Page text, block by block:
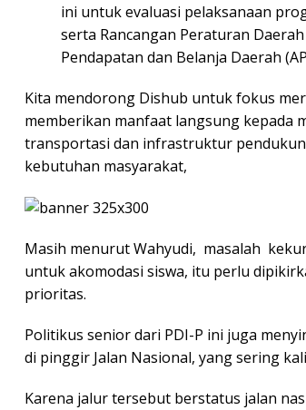
ini untuk evaluasi pelaksanaan
serta Rancangan Peraturan
Pendapatan dan Belanja Daerah
Kita mendorong Dishub untuk fokus
memberikan manfaat langsung kepada
transportasi dan infrastruktur
kebutuhan masyarakat,
Masih menurut Wahyudi, masalah
untuk akomodasi siswa, itu perlu
prioritas.
Politikus senior dari PDI-P ini juga
di pinggir Jalan Nasional, yang sering
Karena jalur tersebut berstatus jalan